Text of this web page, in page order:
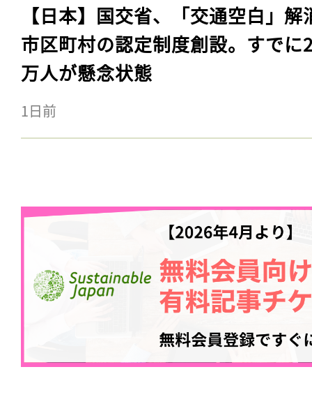
【日本】国交省、「交通空白」解
市区町村の認定制度創設。すでに
万人が懸念状態
1日前